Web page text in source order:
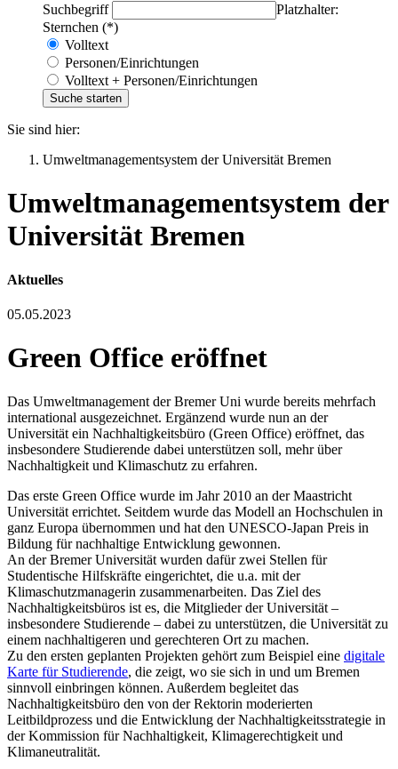
Suchbegriff
Platzhalter:
Sternchen (*)
Volltext
Personen/Einrichtungen
Volltext + Personen/Einrichtungen
Sie sind hier:
Umweltmanagementsystem der Universität Bremen
Umweltmanagementsystem der
Universität Bremen
Aktuelles
05.05.2023
Green Office eröffnet
Das Umweltmanagement der Bremer Uni wurde bereits mehrfach
international ausgezeichnet. Ergänzend wurde nun an der
Universität ein Nachhaltigkeitsbüro (Green Office) eröffnet, das
insbesondere Studierende dabei unterstützen soll, mehr über
Nachhaltigkeit und Klimaschutz zu erfahren.
Das erste Green Office wurde im Jahr 2010 an der Maastricht
Universität errichtet. Seitdem wurde das Modell an Hochschulen in
ganz Europa übernommen und hat den UNESCO-Japan Preis in
Bildung für nachhaltige Entwicklung gewonnen.
An der Bremer Universität wurden dafür zwei Stellen für
Studentische Hilfskräfte eingerichtet, die u.a. mit der
Klimaschutzmanagerin zusammenarbeiten. Das Ziel des
Nachhaltigkeitsbüros ist es, die Mitglieder der Universität –
insbesondere Studierende – dabei zu unterstützen, die Universität zu
einem nachhaltigeren und gerechteren Ort zu machen.
Zu den ersten geplanten Projekten gehört zum Beispiel eine digitale
Karte für Studierende, die zeigt, wo sie sich in und um Bremen
sinnvoll einbringen können. Außerdem begleitet das
Nachhaltigkeitsbüro den von der Rektorin moderierten
Leitbildprozess und die Entwicklung der Nachhaltigkeitsstrategie in
der Kommission für Nachhaltigkeit, Klimagerechtigkeit und
Klimaneutralität.